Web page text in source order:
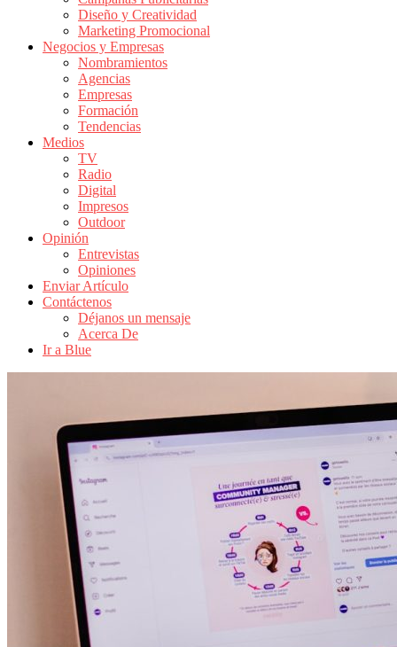
Publicidad
Marketing
Noticias
Actualidad
Mercadeo
Colombia
Revistas
Actualidad
Colombia
Revista
Magazine
Publicidad,
Mercadeo
Diseño y Creatividad
Marketing Promocional
Negocios y Empresas
Nombramientos
Agencias
Empresas
Formación
Tendencias
Medios
TV
Radio
Digital
Impresos
Outdoor
Opinión
Entrevistas
Opiniones
Enviar Artículo
Contáctenos
Déjanos un mensaje
Acerca De
Ir a Blue